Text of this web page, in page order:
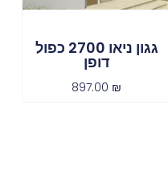
גגון ניאו 2700 כפול
דופן
897.00 ₪